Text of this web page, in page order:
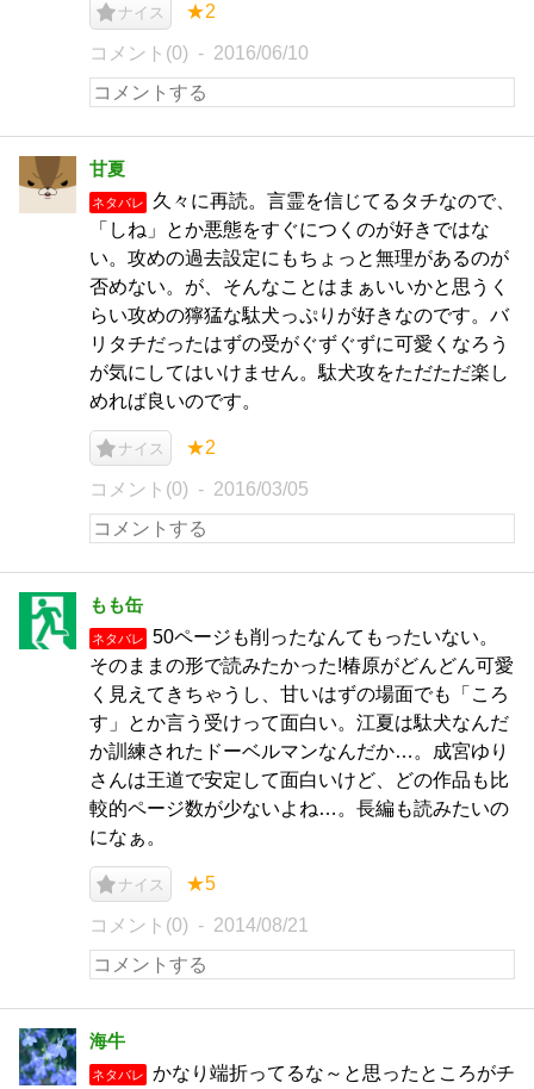
ナイス ★2
コメント(0) 2016/06/10
甘夏
ネタバレ
久々に再読。言霊を信じてるタチなので、
「しね」とか悪態をすぐにつくのが好きではな
い。攻めの過去設定にもちょっと無理があるのが
否めない。が、そんなことはまぁいいかと思うく
らい攻めの獰猛な駄犬っぷりが好きなのです。バ
リタチだったはずの受がぐずぐずに可愛くなろう
が気にしてはいけません。駄犬攻をただただ楽し
めれば良いのです。
ナイス ★2
コメント(0) 2016/03/05
もも缶
ネタバレ
50ページも削ったなんてもったいない。
そのままの形で読みたかった!椿原がどんどん可愛
く見えてきちゃうし、甘いはずの場面でも「ころ
す」とか言う受けって面白い。江夏は駄犬なんだ
か訓練されたドーベルマンなんだか…。成宮ゆり
さんは王道で安定して面白いけど、どの作品も比
較的ページ数が少ないよね…。長編も読みたいの
になぁ。
ナイス ★5
コメント(0) 2014/08/21
海牛
ネタバレ
かなり端折ってるな～と思ったところがチ